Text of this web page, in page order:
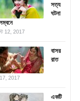
সত্য
ঘটনা
12, 2017
বাসর
রাত
2017
একটি